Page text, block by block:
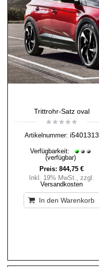
Trittrohr-Satz oval
Artikelnummer: i5401313
Verfügbarkeit:
(verfügbar)
Preis: 844,75 €
Inkl. 19% MwSt., zzgl.
Versandkosten
In den Warenkorb